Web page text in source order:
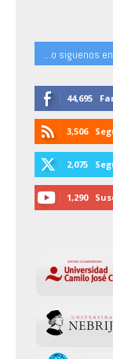
...o siguenos
44,695
3,506
2,075
1,290